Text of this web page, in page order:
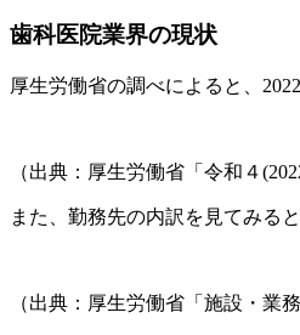
歯科医院業界の現状
厚生労働省の調べによると、
（出典：厚生労働省「令和４
また、勤務先の内訳を見てみる
（出典：厚生労働省「施設・業